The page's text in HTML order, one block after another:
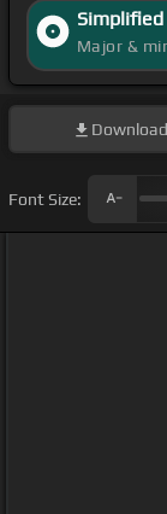
Simplified
Major &
Download
Font Size: